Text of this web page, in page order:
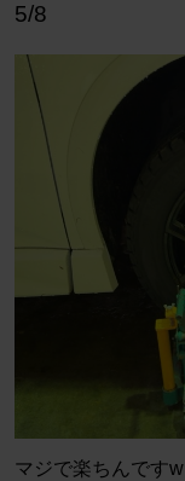
5/8
マジで楽ちんですw